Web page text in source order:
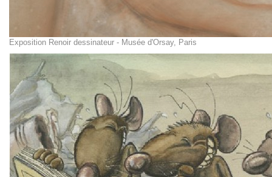
Exposition Renoir dessinateur - Musée d'Orsay, Paris